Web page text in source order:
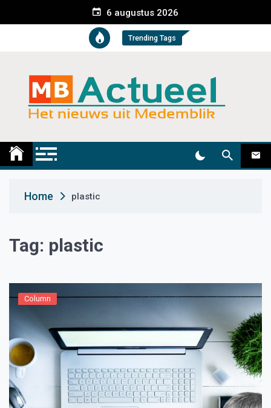
e
t
6 augustus 2026
Trending Tags
Medemblik Actueel
Home plastic
Tag: plastic
Column